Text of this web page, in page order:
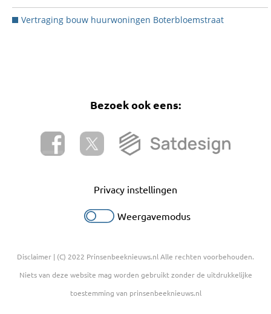
Vertraging bouw huurwoningen Boterbloemstraat
Bezoek ook eens:
Privacy instellingen
Weergavemodus
Disclaimer | (C) 2022 Prinsenbeeknieuws.nl Alle rechten voorbehouden.
Niets van deze website mag worden gebruikt zonder de uitdrukkelijke
toestemming van prinsenbeeknieuws.nl